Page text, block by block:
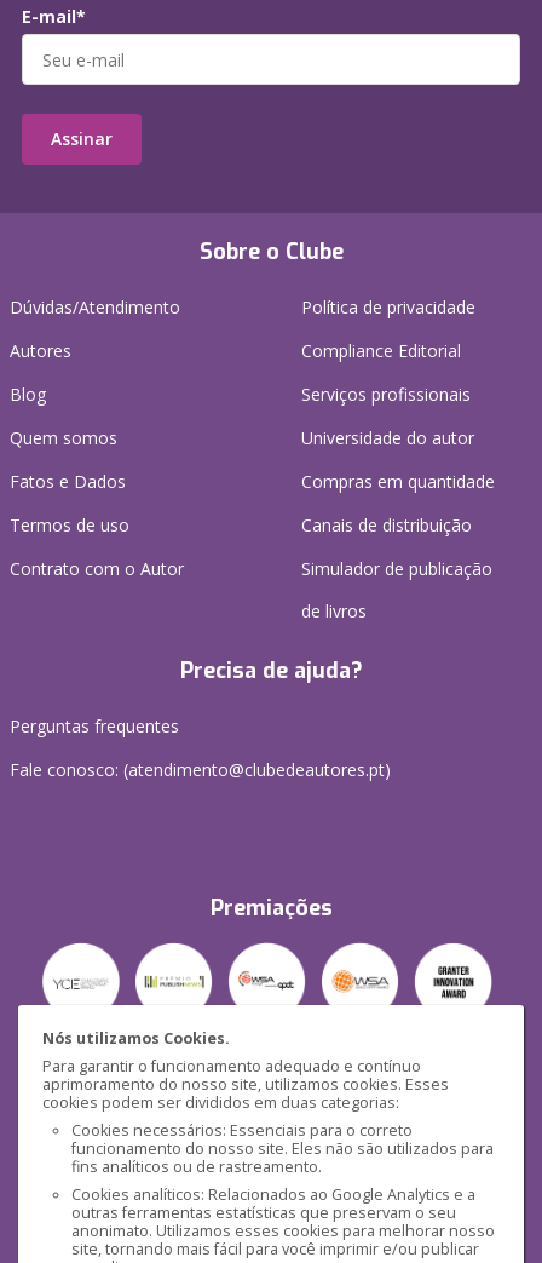
Nós utilizamos Cookies.
Para garantir o funcionamento adequado e contínuo
aprimoramento do nosso site, utilizamos cookies. Esses
cookies podem ser divididos em duas categorias:
Cookies necessários: Essenciais para o correto
funcionamento do nosso site. Eles não são utilizados para
fins analíticos ou de rastreamento.
Cookies analíticos: Relacionados ao Google Analytics e a
outras ferramentas estatísticas que preservam o seu
anonimato. Utilizamos esses cookies para melhorar nosso
site, tornando mais fácil para você imprimir e/ou publicar
Sobre o Clube
Dúvidas/Atendimento
Autores
Blog
Quem somos
Fatos e Dados
Termos de uso
Contrato com o Autor
Política de privacidade
Compliance Editorial
Serviços profissionais
Universidade do autor
Compras em quantidade
Canais de distribuição
Simulador de publicação
de livros
Precisa de ajuda?
Perguntas frequentes
Fale conosco: (atendimento@clubedeautores.pt)
Premiações
Segurança
Mídias Sociais
E-mail*
Assinar